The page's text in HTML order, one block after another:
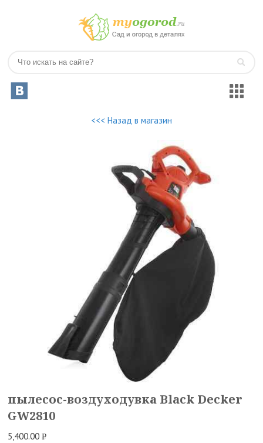
<<< Назад в магазин
пылесос-воздуходувка Black Decker
GW2810
5,400.00Р